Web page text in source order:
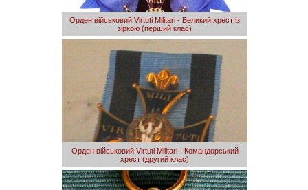
Орден військовий Virtuti Militari - Великий хрест із
зіркою (перший клас)
Орден військовий Virtuti Militari - Командорський
хрест (другий клас)